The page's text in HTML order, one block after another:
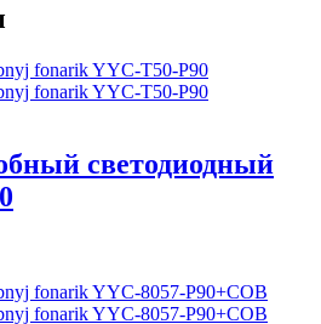
светодиодный